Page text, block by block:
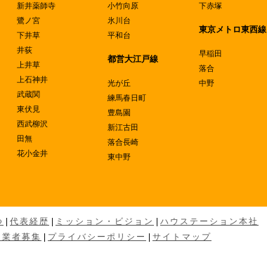
新井薬師寺
鷺ノ宮
下井草
井荻
上井草
上石神井
武蔵関
東伏見
西武柳沢
田無
花小金井
小竹向原
氷川台
平和台
都営大江戸線
光が丘
練馬春日町
豊島園
新江古田
落合長崎
東中野
下赤塚
東京メトロ東西線
早稲田
落合
中野
代表経歴 ミッション・ビジョン
ハウステーション本社
者募集 プライバシーポリシー サイトマップ